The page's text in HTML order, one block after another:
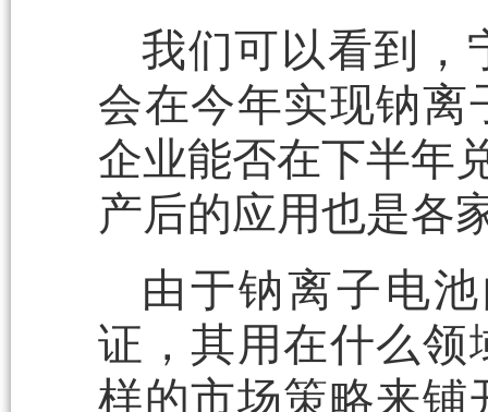
我们可以看到，
会在今年实现钠离
企业能否在下半年
产后的应用也是各
由于钠离子电
证，其用在什么领
样的市场策略来铺